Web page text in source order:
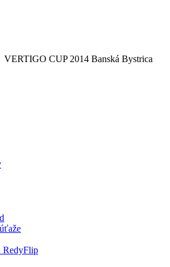
VERTIGO CUP 2014 Banská Bystrica
RedyFlip